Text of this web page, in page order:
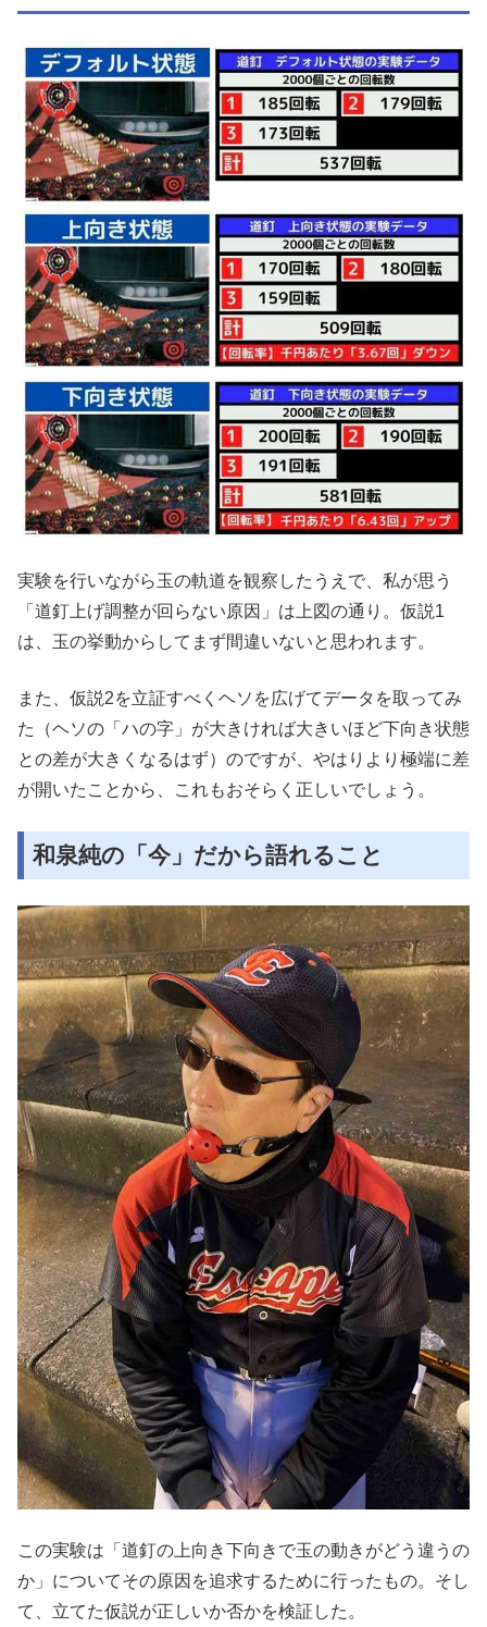
実験を行いながら玉の軌道を観察したうえで、私が思う
「道釘上げ調整が回らない原因」は上図の通り。仮説1
は、玉の挙動からしてまず間違いないと思われます。
また、仮説2を立証すべくヘソを広げてデータを取ってみ
た（ヘソの「ハの字」が大きければ大きいほど下向き状態
との差が大きくなるはず）のですが、やはりより極端に差
が開いたことから、これもおそらく正しいでしょう。
和泉純の「今」だから語れること
この実験は「道釘の上向き下向きで玉の動きがどう違うの
か」についてその原因を追求するために行ったもの。そし
て、立てた仮説が正しいか否かを検証した。